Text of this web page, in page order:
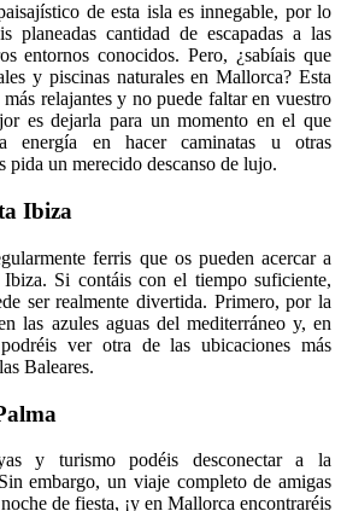
de esta isla es innegable, por lo
planeadas cantidad de escapadas a las
entornos conocidos. Pero, ¿sabíais que
y piscinas naturales en Mallorca? Esta
relajantes y no puede faltar en vuestro
es dejarla para un momento en el que
energía en hacer caminatas u otras
pida un merecido descanso de lujo.
Ibiza
ferris que os pueden acercar a
Si contáis con el tiempo suficiente,
ser realmente divertida. Primero, por la
las azules aguas del mediterráneo y, en
ver otra de las ubicaciones más
Baleares.
y turismo podéis desconectar a la
embargo, un viaje completo de amigas
de fiesta, ¡y en Mallorca encontraréis